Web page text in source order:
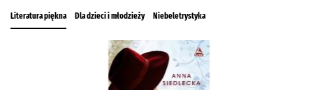
Literatura piękna Dla dzieci i młodzieży Niebeletrystyka